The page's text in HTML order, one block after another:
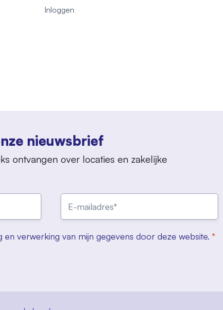
Inloggen
nieuwsbrief
ontvangen over locaties en zakelijke
verwerking van mijn gegevens door deze website. *